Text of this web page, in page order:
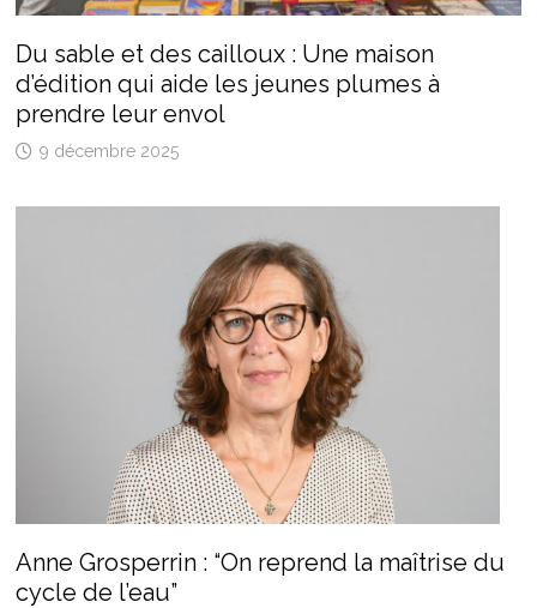
Du sable et des cailloux : Une maison
d’édition qui aide les jeunes plumes à
prendre leur envol
9 décembre 2025
Anne Grosperrin : “On reprend la maîtrise du
cycle de l’eau”